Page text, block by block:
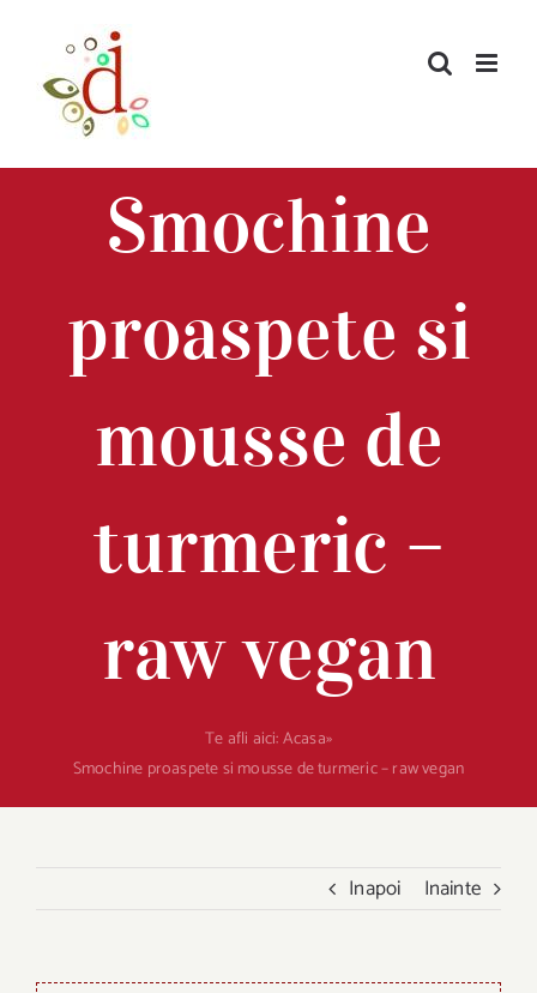
content
Smochine
proaspete si
mousse de
turmeric –
raw vegan
Te afli aici:Acasa»
Smochine proaspete si mousse de turmeric – raw vegan
Inapoi Inainte